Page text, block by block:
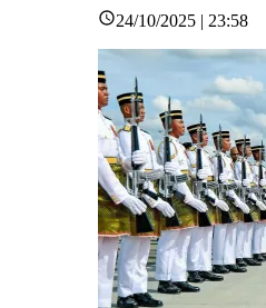
24/10/2025 | 23:58